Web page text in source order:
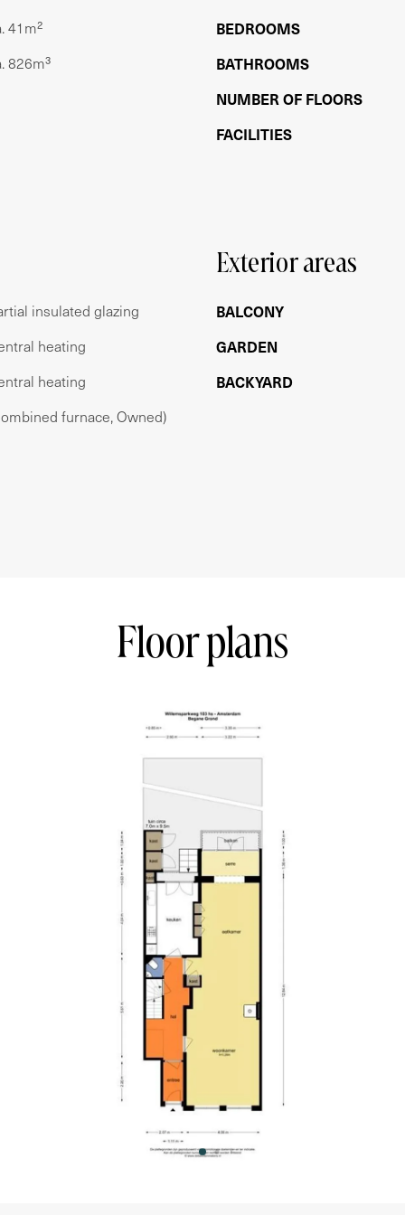
en het Museumplein met een
fietst men zo naar andere buurten. Ook sporten
vervoer (tram 2 en 5 en bussen 170, 172, 174,
het Centraal Station en/of het Amstelstation.
eenvoudig te bereiken. Betaald parkeren is
VvE bestaande uit 2 leden. Er is geen
is dus geen erfpacht.
onjuistheid of anderszins, dan
maten en oppervlakten zijn indicatief. Koper
alle zaken die voor hem of haar van belang
Oud-Zuid, a stone's throw from Vondelpark,
on private land with a large, sunny
its own entrance, exudes character thanks to
opportunity to modernize this diamond
of the most stately buildings on
in 1889 by architect and master builder J.F.
building, they form a striking example of
niches, decorative anchors, and richly
houses for himself and his brother-in-law.
41m²
826m³
BEDROOMS
BATHROOMS
NUMBER OF FLOORS
FACILITIES
insulated glazing
heating
heating
furnace, Owned)
Exterior areas
BALCONY
GARDEN
BACKYARD
Floor plans